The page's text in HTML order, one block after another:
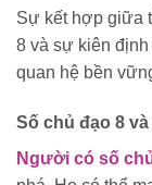
Sự kết hợp giữa
8 và sự kiên định
quan hệ bền
Số chủ đạo 8
Người có số